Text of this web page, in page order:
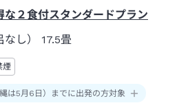
な２食付スタンダードプラン
し） 17.5畳
煙
5月6日）までに出発の方対象